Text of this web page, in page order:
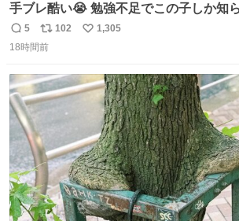
手ブレ酷い😭 勉強不足でこの子しか知
てみた😓😓 #TravisJapan #Jリーグ #松
返
信
5
リ
ポ
ト
数
102
い
数
1,305
18時間前